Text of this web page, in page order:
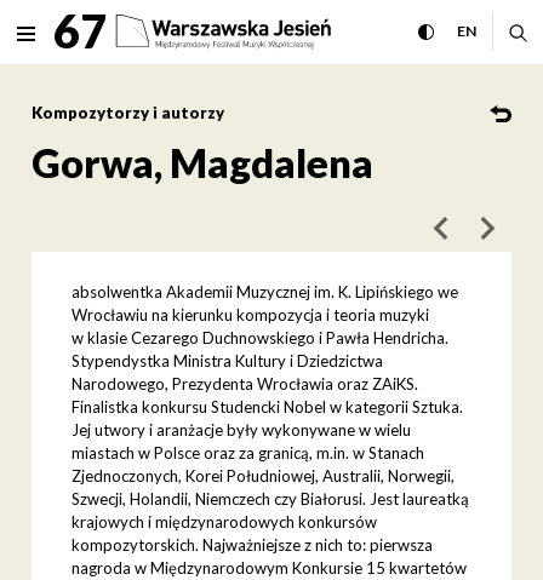
Gorwa, Magdalena
rozwiń menu
MENU67 przełącz
ENCHANGE
Kompozytorzy i autorzy
Gorwa, Magdalena
poprzedni
absolwentka Akademii Muzycznej im. K. Lipińskiego we
Wrocławiu na kierunku kompozycja i teoria muzyki
w klasie Cezarego Duchnowskiego i Pawła Hendricha.
Stypendystka Ministra Kultury i Dziedzictwa
Narodowego, Prezydenta Wrocławia oraz ZAiKS.
Finalistka konkursu Studencki Nobel w kategorii Sztuka.
Jej utwory i aranżacje były wykonywane w wielu
miastach w Polsce oraz za granicą, m.in. w Stanach
Zjednoczonych, Korei Południowej, Australii, Norwegii,
Szwecji, Holandii, Niemczech czy Białorusi. Jest laureatką
krajowych i międzynarodowych konkursów
kompozytorskich. Najważniejsze z nich to: pierwsza
nagroda w Międzynarodowym Konkursie 15 kwartetów